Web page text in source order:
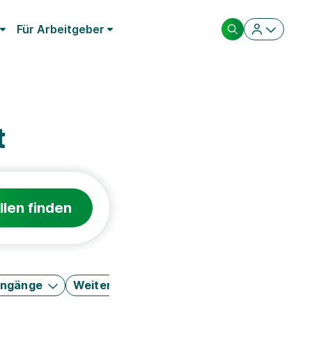
Für Arbeitgeber
finden
Weitere Filter